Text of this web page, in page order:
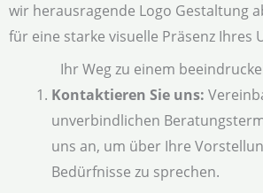
wir herausragende Logo Gestaltung
für eine starke visuelle Präsenz Ihres
Ihr Weg zu einem
Kontaktieren Sie uns:
unverbindlichen
uns an, um über Ihre
Bedürfnisse zu sprechen.